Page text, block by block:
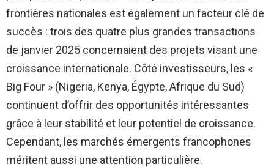
frontières nationales est également un facteur clé de
succès : trois des quatre plus grandes transactions
de janvier 2025 concernaient des projets visant une
croissance internationale. Côté investisseurs, les «
Big Four » (Nigeria, Kenya, Égypte, Afrique du Sud)
continuent d’offrir des opportunités intéressantes
grâce à leur stabilité et leur potentiel de croissance.
Cependant, les marchés émergents francophones
méritent aussi une attention particulière.